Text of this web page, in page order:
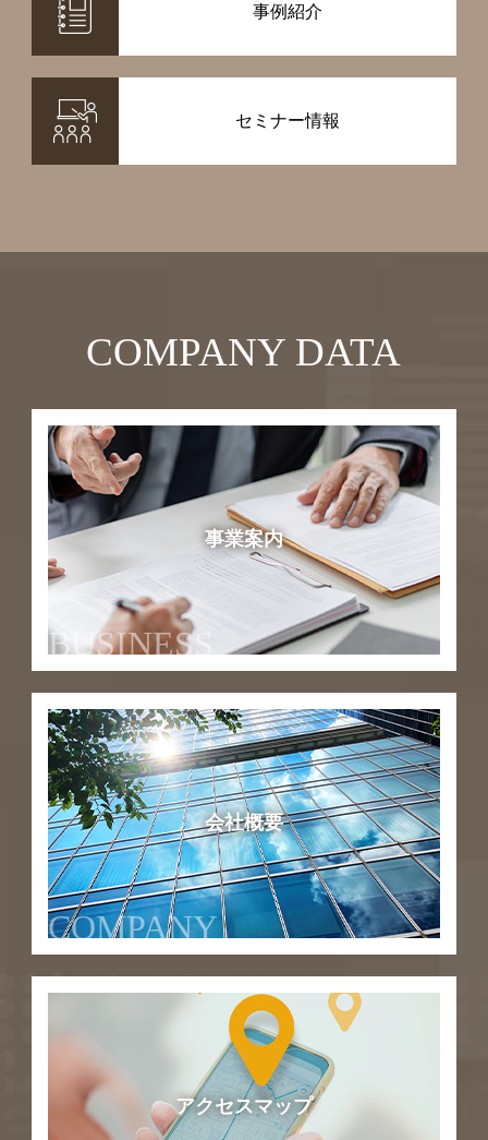
事例紹介
セミナー情報
COMPANY DATA
事業案内
BUSINESS
会社概要
COMPANY
アクセスマップ